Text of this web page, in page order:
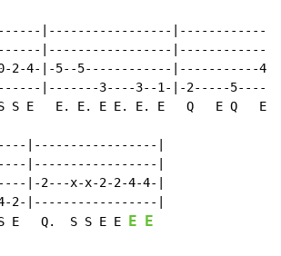
|-----------------
|-----------------
2-4-|-5--5------------|-----------4-
|-------3----3--1-|-2-----
S E   E. E. E E. E. E   Q   E Q
|-----------------|
|-----------------|
|-2---x-x-2-2-4-4-|
2-|-----------------|
E   Q.  S S E E
E E